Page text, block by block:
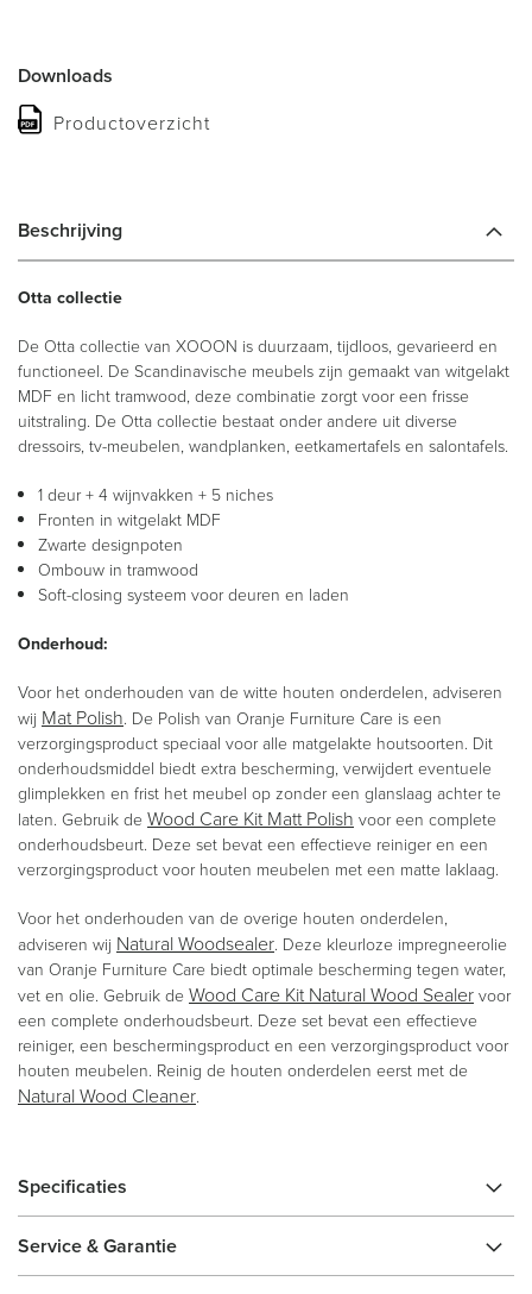
Downloads
Productoverzicht
Beschrijving
Otta collectie
De Otta collectie van XOOON is duurzaam, tijdloos, gevarieerd en
functioneel. De Scandinavische meubels zijn gemaakt van witgelakt
MDF en licht tramwood, deze combinatie zorgt voor een frisse
uitstraling. De Otta collectie bestaat onder andere uit diverse
dressoirs, tv-meubelen, wandplanken, eetkamertafels en salontafels.
1 deur + 4 wijnvakken + 5 niches
Fronten in witgelakt MDF
Zwarte designpoten
Ombouw in tramwood
Soft-closing systeem voor deuren en laden
Onderhoud:
Voor het onderhouden van de witte houten onderdelen, adviseren
wij Mat Polish. De Polish van Oranje Furniture Care is een
verzorgingsproduct speciaal voor alle matgelakte houtsoorten. Dit
onderhoudsmiddel biedt extra bescherming, verwijdert eventuele
glimplekken en frist het meubel op zonder een glanslaag achter te
laten. Gebruik de Wood Care Kit Matt Polish voor een complete
onderhoudsbeurt. Deze set bevat een effectieve reiniger en een
verzorgingsproduct voor houten meubelen met een matte laklaag.
Voor het onderhouden van de overige houten onderdelen,
adviseren wij Natural Woodsealer. Deze kleurloze impregneerolie
van Oranje Furniture Care biedt optimale bescherming tegen water,
vet en olie. Gebruik de Wood Care Kit Natural Wood Sealervoor
een complete onderhoudsbeurt. Deze set bevat een effectieve
reiniger, een beschermingsproduct en een verzorgingsproduct voor
houten meubelen. Reinig de houten onderdelen eerst met de
Natural Wood Cleaner.
Specificaties
Service & Garantie